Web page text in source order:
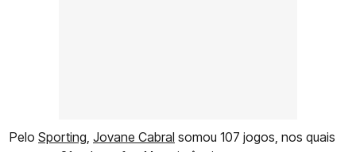
Pelo Sporting, Jovane Cabral somou 107 jogos, nos quais